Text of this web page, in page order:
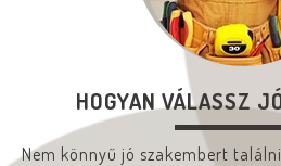
HOGYAN VÁLASSZ
Nem könnyű jó szakembert